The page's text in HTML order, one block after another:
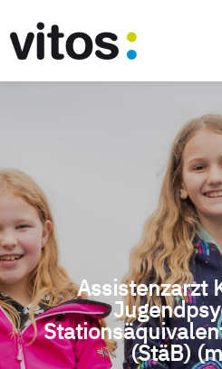
Assistenzarzt
(StäB)